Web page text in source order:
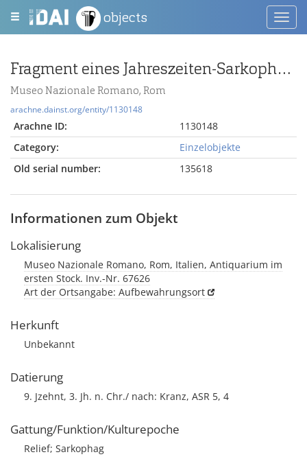
objects
Fragment eines Jahreszeiten-Sarkophages
Museo Nazionale Romano, Rom
arachne.dainst.org/entity/1130148
Arachne ID:
1130148
Category:
Einzelobjekte
Old serial number:
135618
Informationen zum Objekt
Lokalisierung
Museo Nazionale Romano, Rom, Italien, Antiquarium im
ersten Stock. Inv.-Nr. 67626
Art der Ortsangabe: Aufbewahrungsort
Herkunft
Unbekannt
Datierung
9. Jzehnt, 3. Jh. n. Chr./ nach: Kranz, ASR 5, 4
Gattung/Funktion/Kulturepoche
Relief; Sarkophag